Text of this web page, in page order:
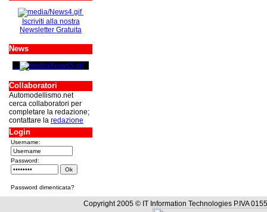
Iscriviti alla nostra
Newsletter Gratuita
News
Collaboratori
Automodellismo.net
cerca collaboratori per
completare la redazione;
contattare la redazione
Login
Username:
Password:
Password dimenticata?
Copyright 2005 © IT Information Technologies P.IVA